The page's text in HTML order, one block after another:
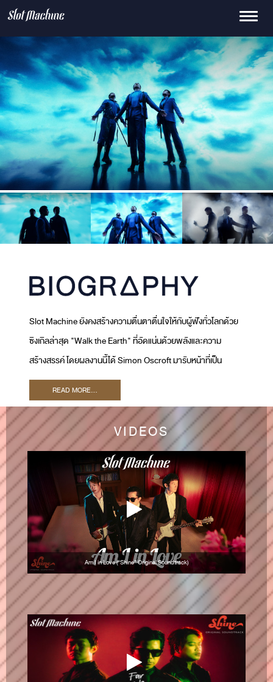
Slot Machine ยังคงสร้างความตื่นตาตื่นใจให้กับผู้ฟังทั่วโลกด้วย
ซิงเกิลล่าสุด "Walk the Earth" ที่อัดแน่นด้วยพลังและความ
สร้างสรรค์ โดยผลงานนี้ได้ Simon Oscroft มารับหน้าที่เป็น
โปรดิวเซอร์ และ Ryan Tedder เจ้าของรางวัลแกรมมี่มาร่วมเป็น
Executive Producer เพลงนี้สะท้อนให้เห็นถึงภารกิจของ Slot
Machine ในการพัฒนาซาวด์ใหม่ ๆ และขยายฐานผู้ฟังทั่วโลก
READ MORE...
VIDEOS
Am I in Love (“Shine” Original Soundtrack)